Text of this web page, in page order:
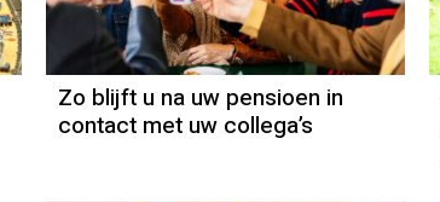
Zo blijft u na uw pensioen in
contact met uw collega’s